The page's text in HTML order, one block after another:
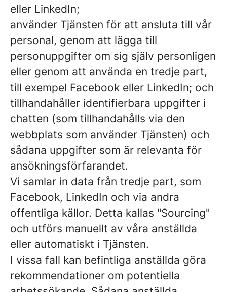
eller LinkedIn;
använder Tjänsten för att ansluta till vår
personal, genom att lägga till
personuppgifter om sig själv personligen
eller genom att använda en tredje part,
till exempel Facebook eller LinkedIn; och
tillhandahåller identifierbara uppgifter i
chatten (som tillhandahålls via den
webbplats som använder Tjänsten) och
sådana uppgifter som är relevanta för
ansökningsförfarandet.
Vi samlar in data från tredje part, som
Facebook, LinkedIn och via andra
offentliga källor. Detta kallas "Sourcing"
och utförs manuellt av våra anställda
eller automatiskt i Tjänsten.
I vissa fall kan befintliga anställda göra
rekommendationer om potentiella